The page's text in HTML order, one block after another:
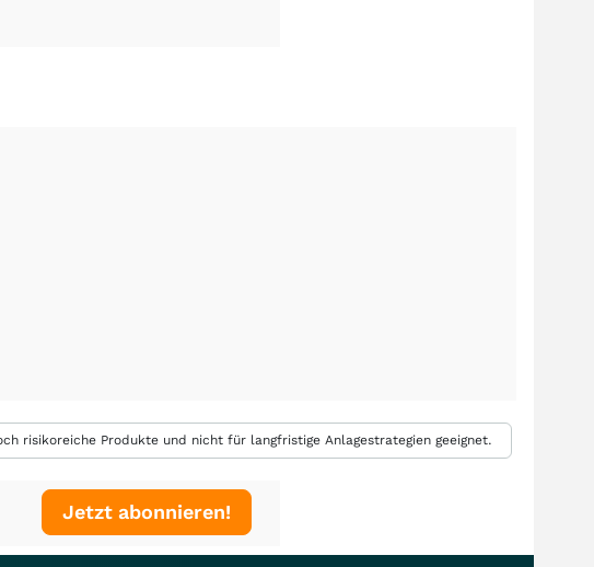
risikoreiche Produkte und nicht für langfristige Anlagestrategien geeignet.
Jetzt abonnieren!